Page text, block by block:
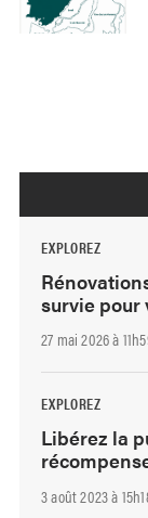
EXPLOREZ
survie pour
27 mai 2026 à
EXPLOREZ
Libérez la
3 août 2023 à